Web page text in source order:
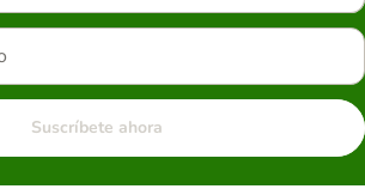
Suscríbete ahora